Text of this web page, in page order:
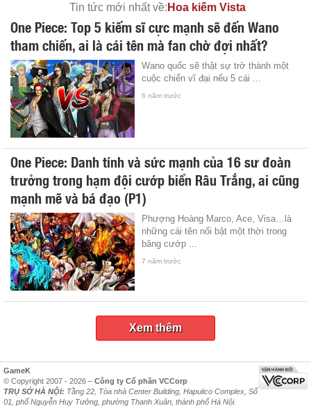
Tin tức mới nhất về: Hoa kiếm Vista
One Piece: Top 5 kiếm sĩ cực mạnh sẽ đến Wano
tham chiến, ai là cái tên mà fan chờ đợi nhất?
Wano quốc sẽ thật sự trở thành một
cuộc chiến vĩ đại nếu 5 cái ...
6 năm trước
One Piece: Danh tính và sức mạnh của 16 sư đoàn
trưởng trong hạm đội cướp biển Râu Trắng, ai cũng
mạnh mẽ và bá đạo (P1)
Phượng Hoàng Marco, Ace, Visa…là
những cái tên nổi bật một thời trong
băng cướp ...
7 năm trước
Xem thêm
GameK
© Copyright 2007 - 2026 – Công ty Cổ phần VCCorp
TRỤ SỞ HÀ NỘI: Tầng 22, Tòa nhà Center Building, Hapulico Complex, Số
01, phố Nguyễn Huy Tưởng, phường Thanh Xuân, thành phố Hà Nội.